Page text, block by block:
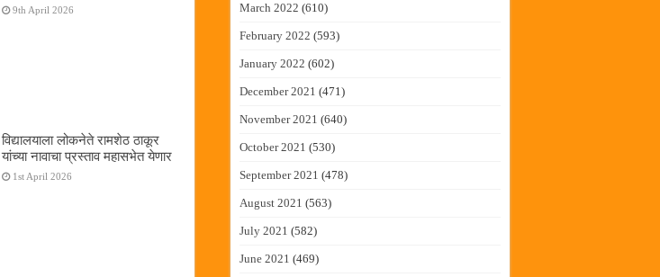
9th April 2026
विद्यालयाला लोकनेते रामशेठ ठाकूर
यांच्या नावाचा प्रस्ताव महासभेत येणार
1st April 2026
March 2022 (610)
February 2022 (593)
January 2022 (602)
December 2021 (471)
November 2021 (640)
October 2021 (530)
September 2021 (478)
August 2021 (563)
July 2021 (582)
June 2021 (469)